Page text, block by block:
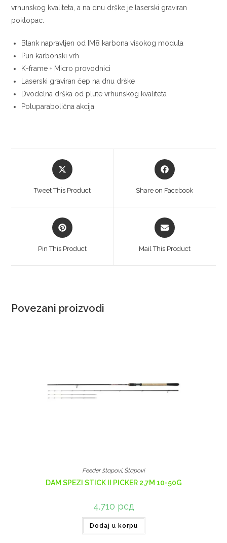
vrhunskog kvaliteta, a na dnu drške je laserski graviran
poklopac.
Blank napravljen od IM8 karbona visokog modula
Pun karbonski vrh
K-frame + Micro provodnici
Laserski graviran čep na dnu drške
Dvodelna drška od plute vrhunskog kvaliteta
Poluparabolična akcija
Tweet This Product Share on Facebook
Pin This Product Mail This Product
Povezani proizvodi
Feeder štapovi, Štapovi
DAM SPEZI STICK II PICKER 2,7M 10-50G
4.710 рсд
Dodaj u korpu